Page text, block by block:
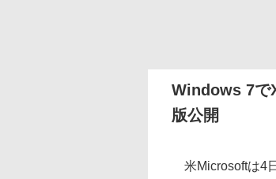
Windows 7で
版公開
米Microsoftは4